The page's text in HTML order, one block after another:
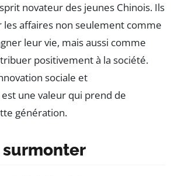
novateur des jeunes Chinois. Ils
les affaires non seulement comme
leur vie, mais aussi comme
positivement à la société.
sociale et
une valeur qui prend de
génération.
surmonter